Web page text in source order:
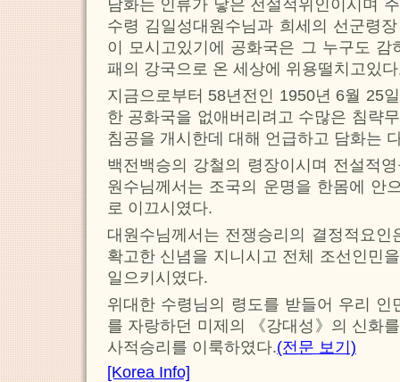
담화는 인류가 낳은 전설적위인이시며
수령 김일성대원수님과 희세의 선군령
이 모시고있기에 공화국은 그 누구도
패의 강국으로 온 세상에 위용떨치고있
지금으로부터 58년전인 1950년 6월 25
한 공화국을 없애버리려고 수많은 침략
침공을 개시한데 대해 언급하고 담화는
백전백승의 강철의 령장이시며 전설적
원수님께서는 조국의 운명을 한몸에 안
로 이끄시였다.
대원수님께서는 전쟁승리의 결정적요
확고한 신념을 지니시고 전체 조선인민
일으키시였다.
위대한 수령님의 령도를 받들어 우리 인
를 자랑하던 미제의 《강대성》의 신화
사적승리를 이룩하였다.(전문 보기)
[Korea Info]